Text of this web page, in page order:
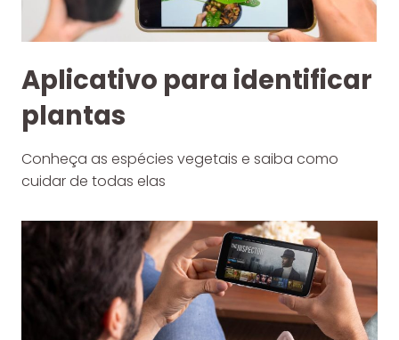
Aplicativo para identificar
plantas
Conheça as espécies vegetais e saiba como
cuidar de todas elas